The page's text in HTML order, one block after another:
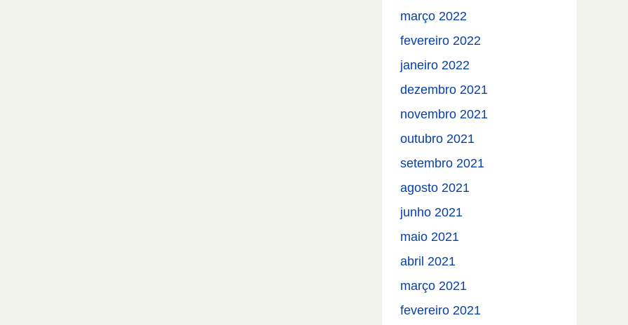
março 2022
fevereiro 2022
janeiro 2022
dezembro 2021
novembro 2021
outubro 2021
setembro 2021
agosto 2021
junho 2021
maio 2021
abril 2021
março 2021
fevereiro 2021